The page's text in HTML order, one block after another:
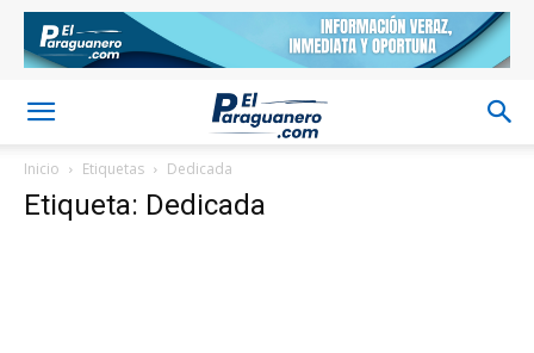
Inicio Etiquetas Dedicada
Etiqueta: Dedicada